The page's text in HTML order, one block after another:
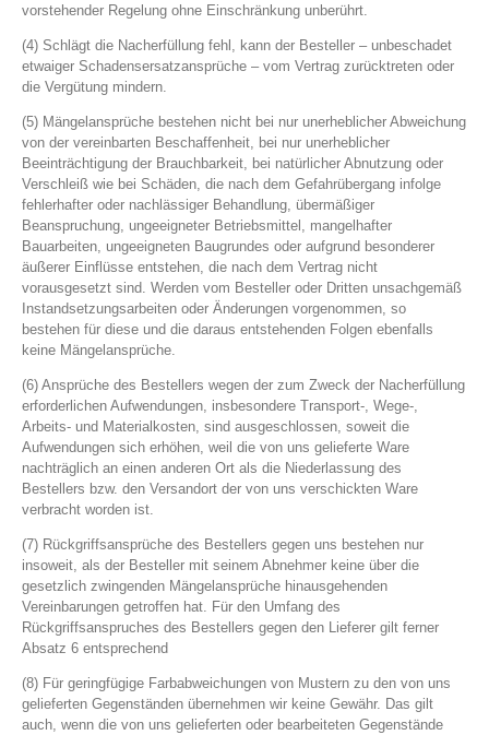
vorstehender Regelung ohne Einschränkung unberührt.
(4) Schlägt die Nacherfüllung fehl, kann der Besteller – unbeschadet
etwaiger Schadensersatzansprüche – vom Vertrag zurücktreten oder
die Vergütung mindern.
(5) Mängelansprüche bestehen nicht bei nur unerheblicher Abweichung
von der vereinbarten Beschaffenheit, bei nur unerheblicher
Beeinträchtigung der Brauchbarkeit, bei natürlicher Abnutzung oder
Verschleiß wie bei Schäden, die nach dem Gefahrübergang infolge
fehlerhafter oder nachlässiger Behandlung, übermäßiger
Beanspruchung, ungeeigneter Betriebsmittel, mangelhafter
Bauarbeiten, ungeeigneten Baugrundes oder aufgrund besonderer
äußerer Einflüsse entstehen, die nach dem Vertrag nicht
vorausgesetzt sind. Werden vom Besteller oder Dritten unsachgemäß
Instandsetzungsarbeiten oder Änderungen vorgenommen, so
bestehen für diese und die daraus entstehenden Folgen ebenfalls
keine Mängelansprüche.
(6) Ansprüche des Bestellers wegen der zum Zweck der Nacherfüllung
erforderlichen Aufwendungen, insbesondere Transport-, Wege-,
Arbeits- und Materialkosten, sind ausgeschlossen, soweit die
Aufwendungen sich erhöhen, weil die von uns gelieferte Ware
nachträglich an einen anderen Ort als die Niederlassung des
Bestellers bzw. den Versandort der von uns verschickten Ware
verbracht worden ist.
(7) Rückgriffsansprüche des Bestellers gegen uns bestehen nur
insoweit, als der Besteller mit seinem Abnehmer keine über die
gesetzlich zwingenden Mängelansprüche hinausgehenden
Vereinbarungen getroffen hat. Für den Umfang des
Rückgriffsanspruches des Bestellers gegen den Lieferer gilt ferner
Absatz 6 entsprechend
(8) Für geringfügige Farbabweichungen von Mustern zu den von uns
gelieferten Gegenständen übernehmen wir keine Gewähr. Das gilt
auch, wenn die von uns gelieferten oder bearbeiteten Gegenstände